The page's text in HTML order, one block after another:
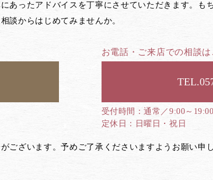
あったアドバイスを丁寧にさせていただきます。も
談からはじめてみませんか。
お電話・ご来店での相談は
通常／9:00～
日曜日・祝日
ざいます。予めご了承くださいますようお願い申